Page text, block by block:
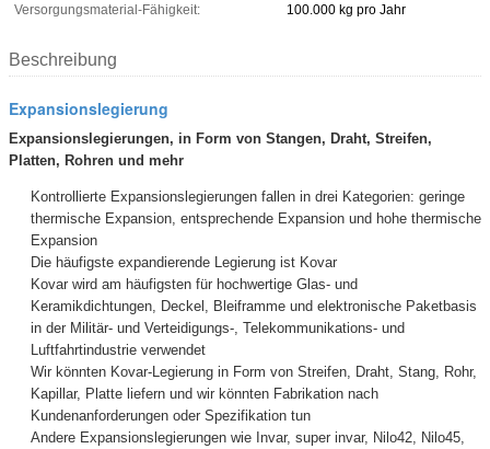
Versorgungsmaterial-Fähigkeit:
100.000 kg pro Jahr
Beschreibung
Expansionslegierung
Expansionslegierungen, in Form von Stangen, Draht, Streifen,
Platten, Rohren und mehr
Kontrollierte Expansionslegierungen fallen in drei Kategorien: geringe
thermische Expansion, entsprechende Expansion und hohe thermische
Expansion
Die häufigste expandierende Legierung ist Kovar
Kovar wird am häufigsten für hochwertige Glas- und
Keramikdichtungen, Deckel, Bleiframme und elektronische Paketbasis
in der Militär- und Verteidigungs-, Telekommunikations- und
Luftfahrtindustrie verwendet
Wir könnten Kovar-Legierung in Form von Streifen, Draht, Stang, Rohr,
Kapillar, Platte liefern und wir könnten Fabrikation nach
Kundenanforderungen oder Spezifikation tun
Andere Expansionslegierungen wie Invar, super invar, Nilo42, Nilo45,